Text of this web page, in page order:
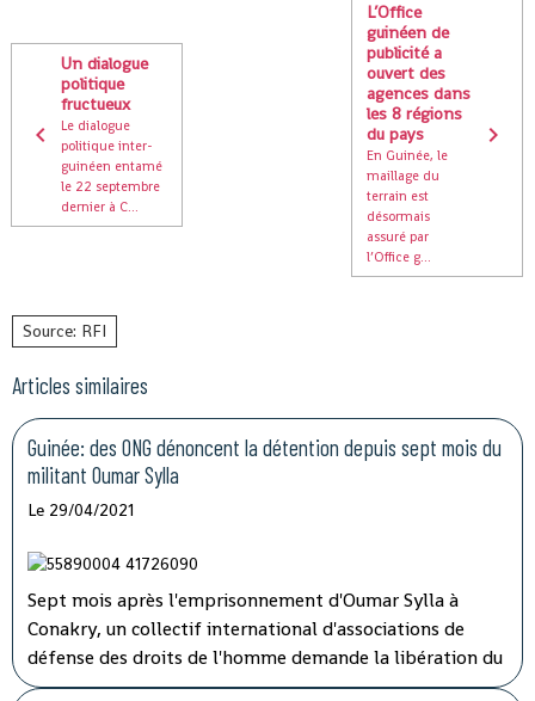
Un dialogue
politique
fructueux
Le dialogue
politique inter-
guinéen entamé
le 22 septembre
dernier à C...
L’Office
guinéen de
publicité a
ouvert des
agences dans
les 8 régions
du pays
En Guinée, le
maillage du
terrain est
désormais
assuré par
l’Office g...
Source: RFI
Articles similaires
Guinée: des ONG dénoncent la détention depuis sept mois du
militant Oumar Sylla
Le 29/04/2021
Sept mois après l'emprisonnement d'Oumar Sylla à
Conakry, un collectif international d'associations de
défense des droits de l'homme demande la libération du
militant guinéen. Il avait, au sein du Front national pour